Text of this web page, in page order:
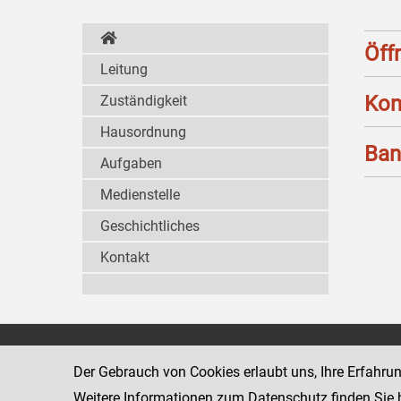
Leitung
Zuständigkeit
Hausordnung
Aufgaben
Medienstelle
Geschichtliches
Kontakt
Der Gebrauch von Cookies erlaubt uns, Ihre